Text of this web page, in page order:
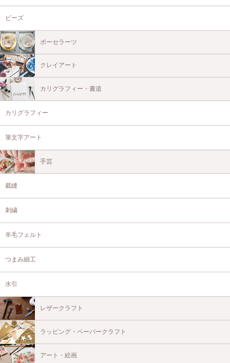
ビーズ
ポーセラーツ
クレイアート
カリグラフィー・書道
カリグラフィー
筆文字アート
手芸
裁縫
刺繍
羊毛フェルト
つまみ細工
水引
レザークラフト
ラッピング・ペーパークラフト
アート・絵画